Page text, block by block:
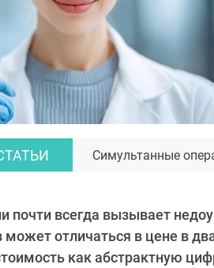
Симультанные
почти всегда вызывает
отличаться в цене в
как абстрактную